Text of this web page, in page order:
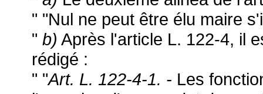
" "Nul ne peut être élu maire
" b) Après l'article L. 122-4, il
rédigé :
" "Art. L. 122-4-1. - Les